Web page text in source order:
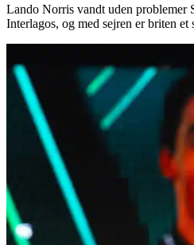
Lando Norris vandt uden problemer
Interlagos, og med sejren er briten